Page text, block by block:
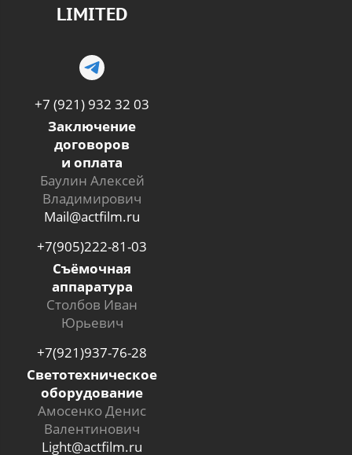
LIMITED
+7 (921) 932 32 03
Заключение
договоров
и оплата
Баулин Алексей
Владимирович
Mail@actfilm.ru
+7(905)222-81-03
Съёмочная
аппаратура
Столбов Иван
Юрьевич
+7(921)937-76-28
Светотехническое
оборудование
Амосенко Денис
Валентинович
Light@actfilm.ru